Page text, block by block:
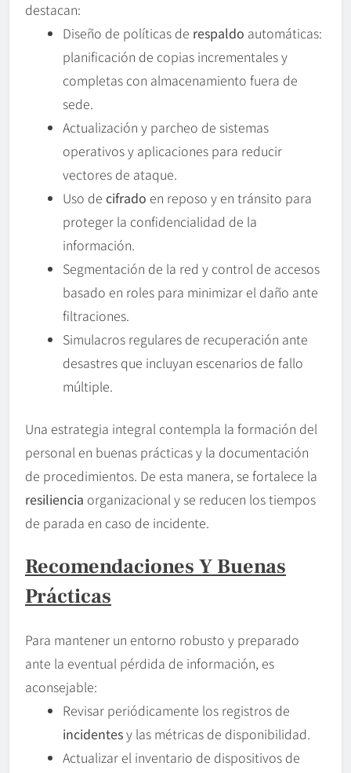
destacan:
Diseño de políticas de respaldo automáticas:
planificación de copias incrementales y
completas con almacenamiento fuera de
sede.
Actualización y parcheo de sistemas
operativos y aplicaciones para reducir
vectores de ataque.
Uso de cifrado en reposo y en tránsito para
proteger la confidencialidad de la
información.
Segmentación de la red y control de accesos
basado en roles para minimizar el daño ante
filtraciones.
Simulacros regulares de recuperación ante
desastres que incluyan escenarios de fallo
múltiple.
Una estrategia integral contempla la formación del
personal en buenas prácticas y la documentación
de procedimientos. De esta manera, se fortalece la
resiliencia organizacional y se reducen los tiempos
de parada en caso de incidente.
Recomendaciones Y Buenas
Prácticas
Para mantener un entorno robusto y preparado
ante la eventual pérdida de información, es
aconsejable:
Revisar periódicamente los registros de
incidentesy las métricas de disponibilidad.
Actualizar el inventario de dispositivos de